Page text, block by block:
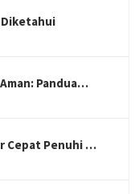
Diketahui
Pandua…
Cepat Penuhi …